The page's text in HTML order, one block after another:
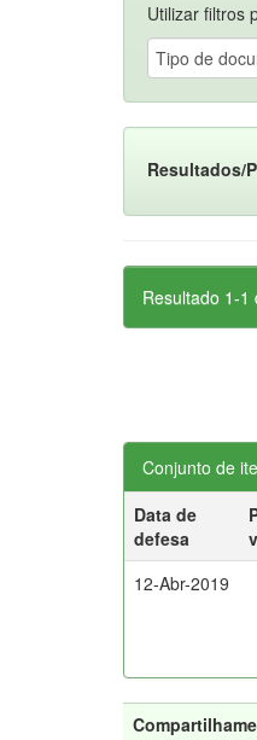
Utilizar filtros
Resultados/
Resultado 1-1
Conjunto de
Data de
defesa
12-Abr-2019